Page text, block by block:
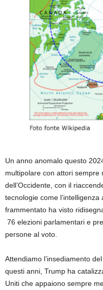
Un anno anomalo questo
multipolare con attori
dell’Occidente, con il
tecnologie come
frammentato ha visto
76 elezioni parlamentari e
persone al voto.
Attendiamo l’insediamento
questi anni, Trump ha
Uniti che appaiono sempre